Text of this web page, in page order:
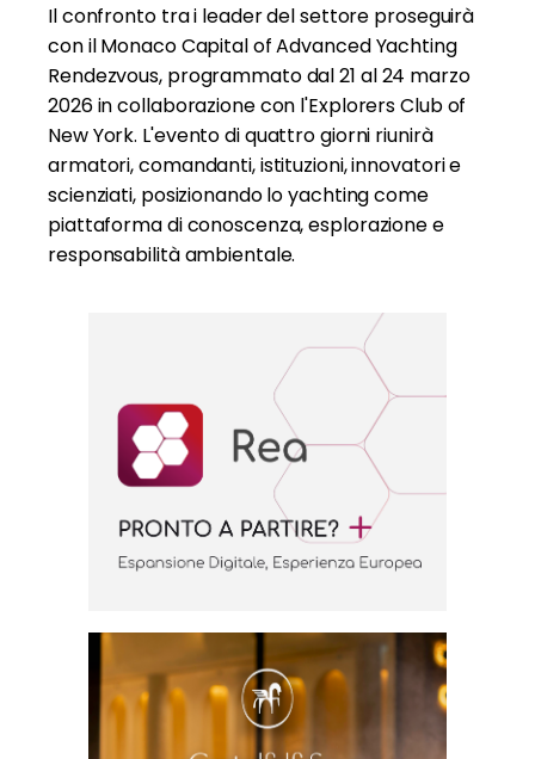
Il confronto tra i leader del settore proseguirà
con il Monaco Capital of Advanced Yachting
Rendezvous, programmato dal 21 al 24 marzo
2026 in collaborazione con l'Explorers Club of
New York. L'evento di quattro giorni riunirà
armatori, comandanti, istituzioni, innovatori e
scienziati, posizionando lo yachting come
piattaforma di conoscenza, esplorazione e
responsabilità ambientale.